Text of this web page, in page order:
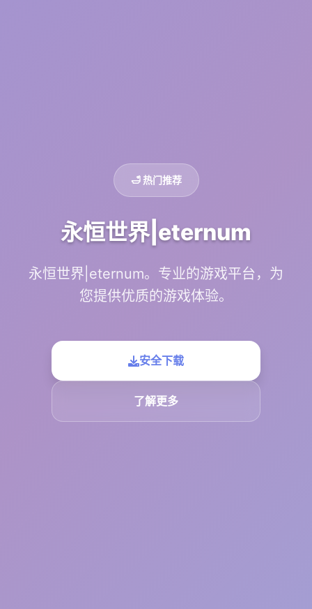
🛁 热门推荐
永恒世界|eternum
永恒世界|eternum。专业的游戏平台，为
您提供优质的游戏体验。
安全下载
了解更多